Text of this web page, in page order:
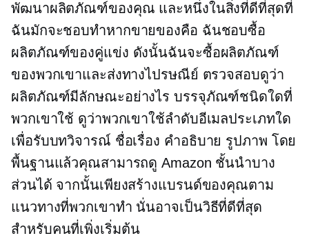
พัฒนาผลิตภัณฑ์ของคุณ และหนึ่งในสิ่งที่ดีที่สุดที่
ฉันมักจะชอบทำหากขายของคือ ฉันชอบซื้อ
ผลิตภัณฑ์ของคู่แข่ง ดังนั้นฉันจะซื้อผลิตภัณฑ์
ของพวกเขาและส่งทางไปรษณีย์ ตรวจสอบดูว่า
ผลิตภัณฑ์มีลักษณะอย่างไร บรรจุภัณฑ์ชนิดใดที่
พวกเขาใช้ ดูว่าพวกเขาใช้ลำดับอีเมลประเภทใด
เพื่อรับบทวิจารณ์ ชื่อเรื่อง คำอธิบาย รูปภาพ โดย
พื้นฐานแล้วคุณสามารถดู Amazon ชั้นนำบาง
ส่วนได้ จากนั้นเพียงสร้างแบรนด์ของคุณตาม
แนวทางที่พวกเขาทำ นั่นอาจเป็นวิธีที่ดีที่สุด
สำหรับคนที่เพิ่งเริ่มต้น